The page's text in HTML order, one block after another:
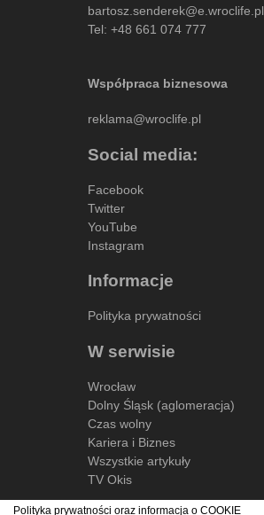
bartosz.senderek@e.wroclife.pl
Tel: +48 661 074 777
Współpraca biznesowa
reklama@wroclife.pl
Social media:
Facebook
Twitter
YouTube
Instagram
Informacje
Polityka prywatności
W serwisie
Wrocław
Dolny Śląsk (aglomeracja)
Czas wolny
Kariera i Biznes
Wszystkie artykuły
TV Okis
Polityka prywatności oraz informacja o COOKIE